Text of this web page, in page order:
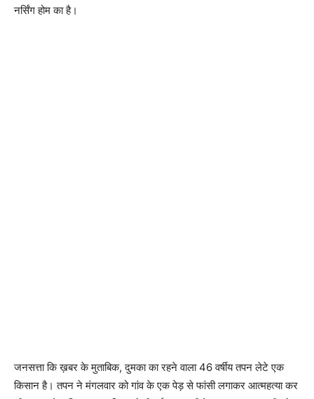
नर्सिंग होम का है।
जनसत्ता कि ख़बर के मुताबिक, दुमका का रहने वाला 46 वर्षीय तपन लेटे एक
किसान है। तपन ने मंगलवार को गांव के एक पेड़ से फांसी लगाकर आत्महत्या कर